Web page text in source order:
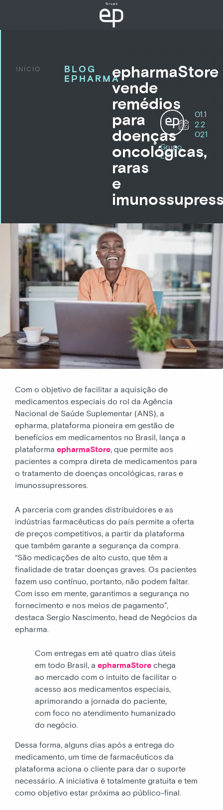
INÍCIO
BLOG
EPHARMAepharmaStore
vende
remédios
para
doenças
oncológicas,
raras
e
Grupo
EP
01.1
2.2
021
Com o objetivo de facilitar a aquisição de
medicamentos especiais do rol da Agência
Nacional de Saúde Suplementar (ANS), a
epharma, plataforma pioneira em gestão de
benefícios em medicamentos no Brasil, lança a
plataforma epharmaStore, que permite aos
pacientes a compra direta de medicamentos para
o tratamento de doenças oncológicas, raras e
imunossupressores.
A parceria com grandes distribuidores e as
indústrias farmacêuticas do país permite a oferta
de preços competitivos, a partir da plataforma
que também garante a segurança da compra.
“São medicações de alto custo, que têm a
finalidade de tratar doenças graves. Os pacientes
fazem uso contínuo, portanto, não podem faltar.
Com isso em mente, garantimos a segurança no
fornecimento e nos meios de pagamento”,
destaca Sergio Nascimento, head de Negócios da
epharma.
Com entregas em até quatro dias úteis
em todo Brasil, a epharmaStore chega
ao mercado com o intuito de facilitar o
acesso aos medicamentos especiais,
aprimorando a jornada do paciente,
com foco no atendimento humanizado
do negócio.
Dessa forma, alguns dias após a entrega do
medicamento, um time de farmacêuticos da
plataforma aciona o cliente para dar o suporte
necessário. A iniciativa é totalmente gratuita e tem
como objetivo estar próxima ao público-final.